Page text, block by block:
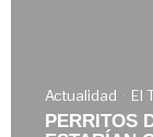
Actualidad El
PERRITOS